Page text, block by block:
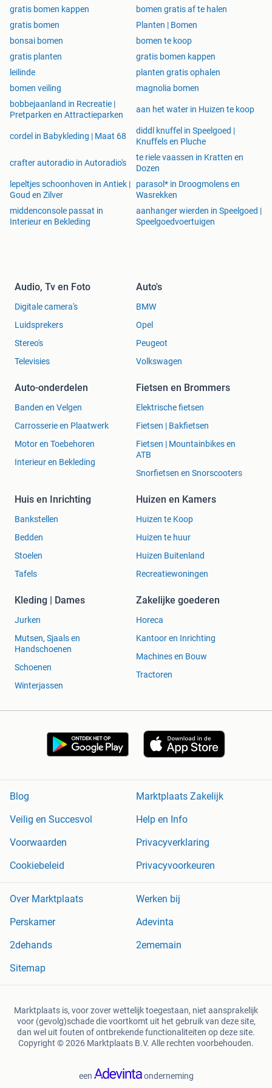
www.tuinbonsai.nl
gratis bomen kappen
bomen gratis af te halen
gratis bomen
Planten | Bomen
bonsai bomen
bomen te koop
gratis planten
gratis bomen kappen
leilinde
planten gratis ophalen
bomen veiling
magnolia bomen
bobbejaanland in Recreatie |
Pretparken en Attractieparken
aan het water in Huizen te koop
cordel in Babykleding | Maat 68
diddl knuffel in Speelgoed |
Knuffels en Pluche
crafter autoradio in Autoradio's
te riele vaassen in Kratten en
Dozen
lepeltjes schoonhoven in Antiek |
Goud en Zilver
parasol* in Droogmolens en
Wasrekken
middenconsole passat in
Interieur en Bekleding
aanhanger wierden in Speelgoed |
Speelgoedvoertuigen
Audio, Tv en Foto
Digitale camera's
Luidsprekers
Stereo's
Televisies
Auto's
BMW
Opel
Peugeot
Volkswagen
Auto-onderdelen
Banden en Velgen
Carrosserie en Plaatwerk
Motor en Toebehoren
Interieur en Bekleding
Fietsen en Brommers
Elektrische fietsen
Fietsen | Bakfietsen
Fietsen | Mountainbikes en
ATB
Snorfietsen en Snorscooters
Huis en Inrichting
Bankstellen
Bedden
Stoelen
Tafels
Huizen en Kamers
Huizen te Koop
Huizen te huur
Huizen Buitenland
Recreatiewoningen
Kleding | Dames
Jurken
Mutsen, Sjaals en
Handschoenen
Schoenen
Winterjassen
Zakelijke goederen
Horeca
Kantoor en Inrichting
Machines en Bouw
Tractoren
Blog
Marktplaats Zakelijk
Veilig en Succesvol
Help en Info
Voorwaarden
Privacyverklaring
Cookiebeleid
Privacyvoorkeuren
Over Marktplaats
Werken bij
Perskamer
Adevinta
2dehands
2ememain
Sitemap
Marktplaats is, voor zover wettelijk toegestaan, niet aansprakelijk
voor (gevolg)schade die voortkomt uit het gebruik van deze site,
dan wel uit fouten of ontbrekende functionaliteiten op deze site.
Copyright © 2026 Marktplaats B.V. Alle rechten voorbehouden.
een onderneming